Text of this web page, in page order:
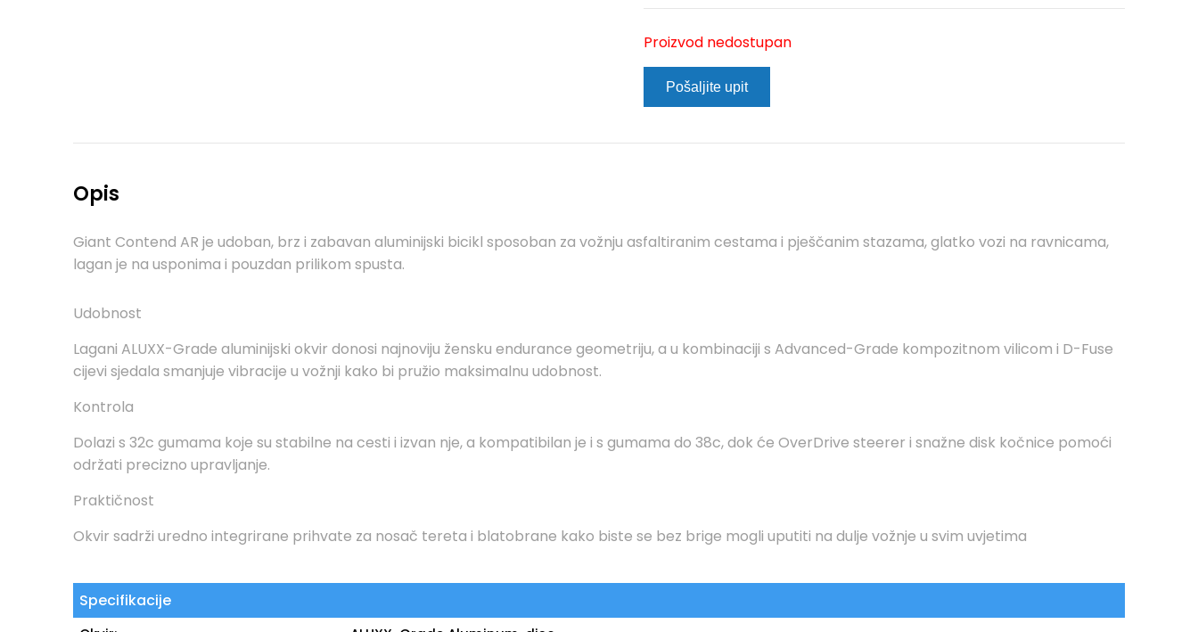
Proizvod nedostupan
Pošaljite upit
Opis
Giant Contend AR je udoban, brz i zabavan aluminijski bicikl sposoban za vožnju asfaltiranim cestama i pješčanim stazama, glatko vozi na ravnicama,
lagan je na usponima i pouzdan prilikom spusta.
Udobnost
Lagani ALUXX-Grade aluminijski okvir donosi najnoviju žensku endurance geometriju, a u kombinaciji s Advanced-Grade kompozitnom vilicom i D-Fuse
cijevi sjedala smanjuje vibracije u vožnji kako bi pružio maksimalnu udobnost.
Kontrola
Dolazi s 32c gumama koje su stabilne na cesti i izvan nje, a kompatibilan je i s gumama do 38c, dok će OverDrive steerer i snažne disk kočnice pomoći
održati precizno upravljanje.
Praktičnost
Okvir sadrži uredno integrirane prihvate za nosač tereta i blatobrane kako biste se bez brige mogli uputiti na dulje vožnje u svim uvjetima
Specifikacije